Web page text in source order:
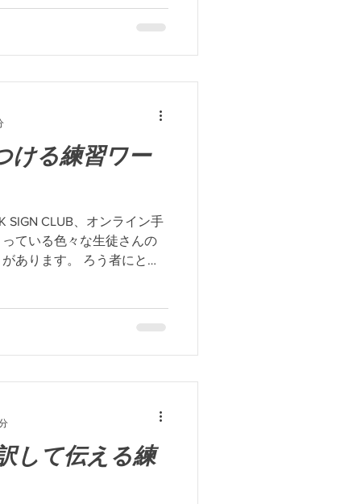
ける練習ワー
SIGN CLUB、オンライン手
ている色々な生徒さんの
あります。 ろう者にとて
して伝える練